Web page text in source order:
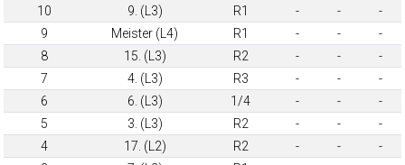
10
9. (L3) R1 - -
-
9
Meister (L4) R1 - -
-
8
15. (L3) R2 - -
-
7
4. (L3) R3 - -
-
6
6. (L3) 1/4 - -
-
5
3. (L3) R2 - -
-
4
17. (L2) R2 - -
-